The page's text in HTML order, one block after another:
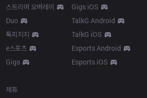
스트리머 오버레이
Duo
톡피지지
e스포츠
Gigs
Gigs iOS
TalkG Android
TalkG iOS
Esports Android
Esports iOS
제휴